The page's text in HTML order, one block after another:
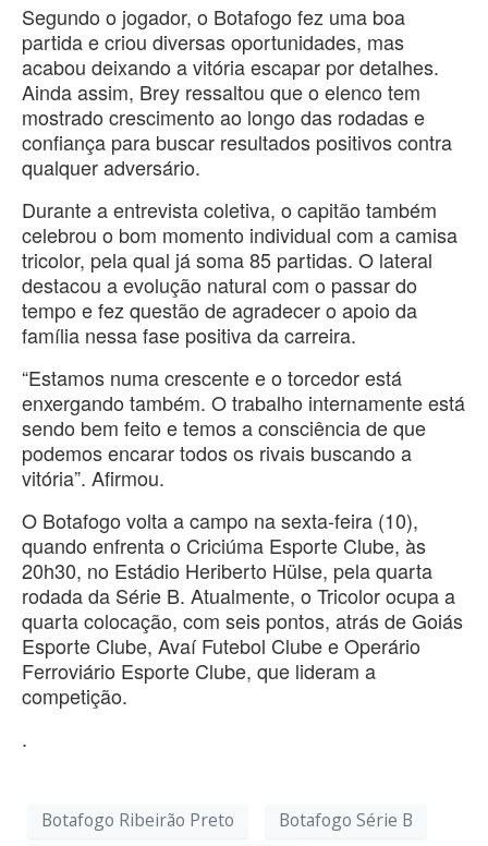
Segundo o jogador, o Botafogo fez uma boa
partida e criou diversas oportunidades, mas
acabou deixando a vitória escapar por detalhes.
Ainda assim, Brey ressaltou que o elenco tem
mostrado crescimento ao longo das rodadas e
confiança para buscar resultados positivos contra
qualquer adversário.
Durante a entrevista coletiva, o capitão também
celebrou o bom momento individual com a camisa
tricolor, pela qual já soma 85 partidas. O lateral
destacou a evolução natural com o passar do
tempo e fez questão de agradecer o apoio da
família nessa fase positiva da carreira.
“Estamos numa crescente e o torcedor está
enxergando também. O trabalho internamente está
sendo bem feito e temos a consciência de que
podemos encarar todos os rivais buscando a
vitória”. Afirmou.
O Botafogo volta a campo na sexta-feira (10),
quando enfrenta o Criciúma Esporte Clube, às
20h30, no Estádio Heriberto Hülse, pela quarta
rodada da Série B. Atualmente, o Tricolor ocupa a
quarta colocação, com seis pontos, atrás de Goiás
Esporte Clube, Avaí Futebol Clube e Operário
Ferroviário Esporte Clube, que lideram a
competição.
.
Botafogo Ribeirão Preto Botafogo Série B